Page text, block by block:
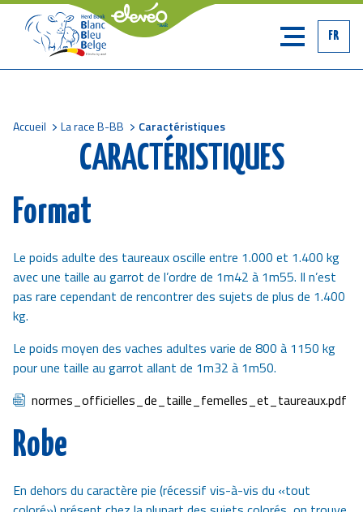
FR
d'Ariane
Accueil La race B-BB Caractéristiques
CARACTÉRISTIQUES
Format
Le poids adulte des taureaux oscille entre 1.000 et 1.400 kg
avec une taille au garrot de l’ordre de 1m42 à 1m55. Il n’est
pas rare cependant de rencontrer des sujets de plus de 1.400
kg.
Le poids moyen des vaches adultes varie de 800 à 1150 kg
pour une taille au garrot allant de 1m32 à 1m50.
Document
normes_officielles_de_taille_femelles_et_taureaux.pdf
Robe
En dehors du caractère pie (récessif vis-à-vis du «tout